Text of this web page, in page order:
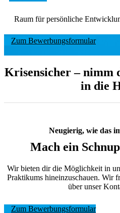
Raum für persönliche
Zum Bewerbungsformular
Krisensicher – nimm
in die
Neugierig, wie das
Mach ein
Wir bieten dir die Möglichkeit in
Praktikums hineinzuschauen. Wir
über unser
Zum Bewerbungsformular